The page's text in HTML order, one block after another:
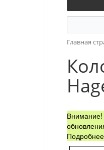
Главная
Внимание!